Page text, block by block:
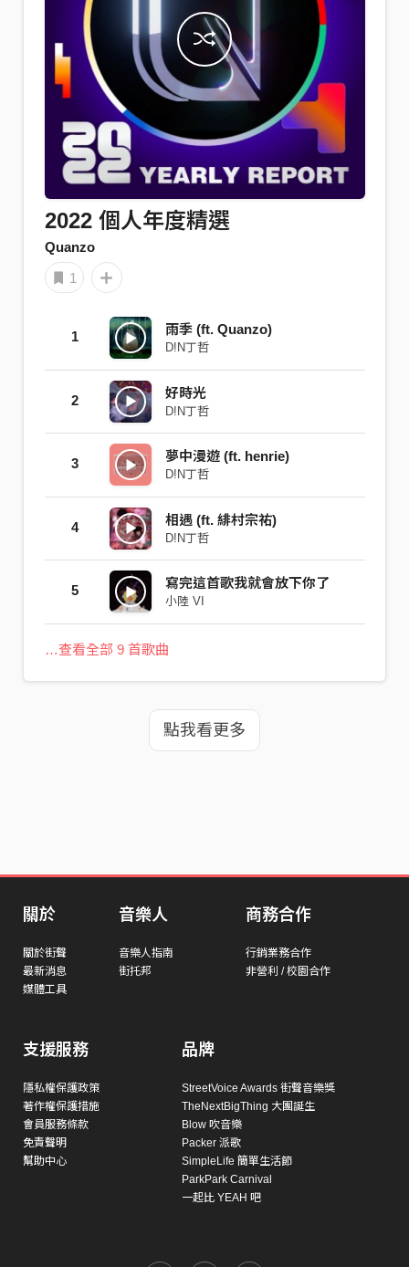
2022 個人年度精選
Quanzo
1
1 雨季 (ft. Quanzo)
D!N丁哲
2 好時光
D!N丁哲
3 夢中漫遊 (ft. henrie)
D!N丁哲
4 相遇 (ft. 緋村宗祐)
D!N丁哲
5 寫完這首歌我就會放下你了
小陸 VI
…查看全部 9 首歌曲
點我看更多
關於
關於街聲
最新消息
媒體工具
音樂人
音樂人指南
街托邦
商務合作
行銷業務合作
非營利 / 校園合作
支援服務
隱私權保護政策
著作權保護措施
會員服務條款
免責聲明
幫助中心
品牌
StreetVoice Awards 街聲音樂獎
TheNextBigThing 大團誕生
Blow 吹音樂
Packer 派歌
SimpleLife 簡單生活節
ParkPark Carnival
一起比 YEAH 吧